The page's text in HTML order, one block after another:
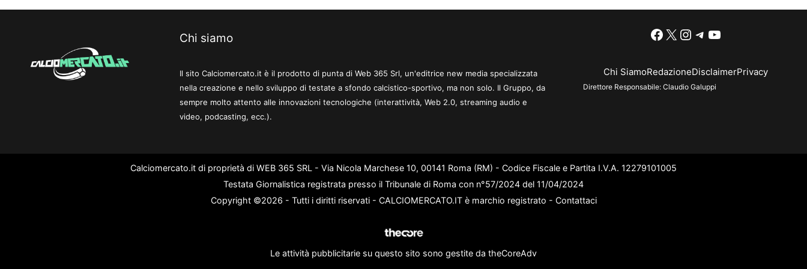
Chi siamo
Il sito Calciomercato.it è il prodotto di punta di Web 365 Srl, un'editrice new media specializzata
nella creazione e nello sviluppo di testate a sfondo calcistico-sportivo, ma non solo. Il Gruppo, da
sempre molto attento alle innovazioni tecnologiche (interattività, Web 2.0, streaming audio e
video, podcasting, ecc.).
Facebook
X Instagram
Telegram
YouTube
Chi SiamoRedazioneDisclaimerPrivacy
Direttore Responsabile: Claudio Galuppi
Calciomercato.it di proprietà di WEB 365 SRL - Via Nicola Marchese 10, 00141 Roma (RM) - Codice Fiscale e Partita I.V.A. 12279101005
Testata Giornalistica registrata presso il Tribunale di Roma con n°57/2024 del 11/04/2024
Copyright ©2026 - Tutti i diritti riservati - CALCIOMERCATO.IT è marchio registrato - Contattaci
Le attività pubblicitarie su questo sito sono gestite da theCoreAdv